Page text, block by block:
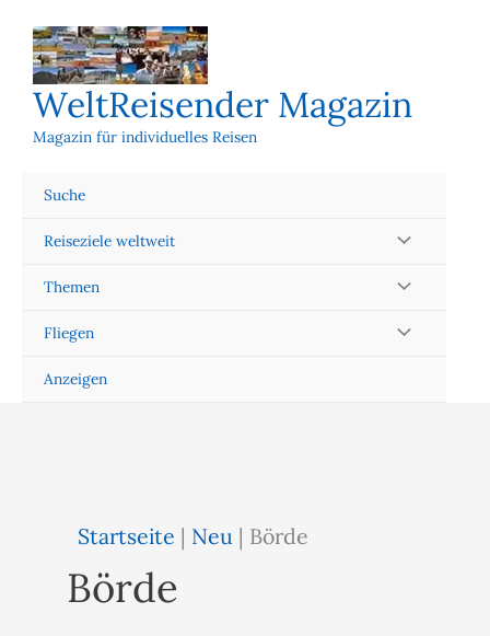
Inhalt
springen
WeltReisender Magazin
Magazin für individuelles Reisen
Suche
Reiseziele weltweit
Themen
Fliegen
Anzeigen
Startseite | Neu | Börde
Börde